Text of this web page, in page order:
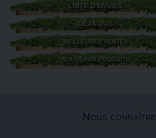
LISTE D'ENVIES
DÉJÀ VUS
MEILLEURES VENTES
NOUVEAUX PRODUITS
Nous connaître